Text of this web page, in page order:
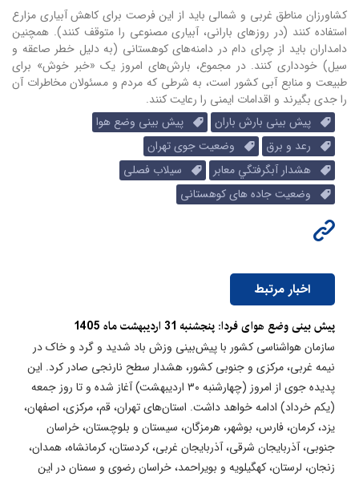
کشاورزان مناطق غربی و شمالی باید از این فرصت برای کاهش آبیاری مزارع
استفاده کنند (در روزهای بارانی، آبیاری مصنوعی را متوقف کنند). همچنین
دامداران باید از چرای دام در دامنه‌های کوهستانی (به دلیل خطر صاعقه و
سیل) خودداری کنند. در مجموع، بارش‌های امروز یک «خبر خوش» برای
طبیعت و منابع آبی کشور است، به شرطی که مردم و مسئولان مخاطرات آن
را جدی بگیرند و اقدامات ایمنی را رعایت کنند.
پیش بینی بارش باران
پیش بینی وضع هوا
رعد و برق
وضعیت جوی تهران
هشدار آبگرفتگي معابر
سیلاب فصلی
وضعیت جاده های کوهستانی
اخبار مرتبط
پیش بینی وضع هوای فردا: پنجشنبه 31 اردیبهشت ماه 1405
سازمان هواشناسی کشور با پیش‌بینی وزش باد شدید و گرد و خاک در
نیمه غربی، مرکزی و جنوبی کشور، هشدار سطح نارنجی صادر کرد. این
پدیده جوی از امروز (چهارشنبه ۳۰ اردیبهشت) آغاز شده و تا روز جمعه
(یکم خرداد) ادامه خواهد داشت. استان‌های تهران، قم، مرکزی، اصفهان،
یزد، کرمان، فارس، بوشهر، هرمزگان، سیستان و بلوچستان، خراسان
جنوبی، آذربایجان شرقی، آذربایجان غربی، کردستان، کرمانشاه، همدان،
زنجان، لرستان، کهگیلویه و بویراحمد، خراسان رضوی و سمنان در این